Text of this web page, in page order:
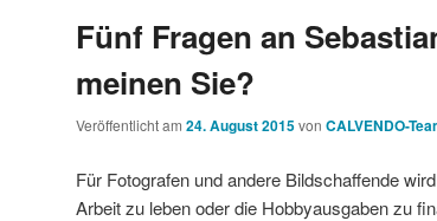
Fünf Fragen an
meinen Sie?
Veröffentlicht am 24. August 2015von CALVENDO-
Für Fotografen und andere Bildschaffende
Arbeit zu leben oder die Hobbyausgaben zu